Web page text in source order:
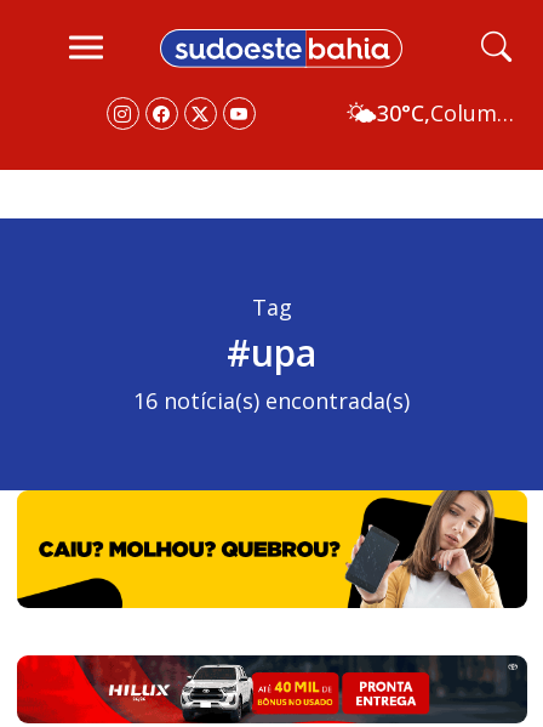
🌤️30°C, Columbus
Tag
#upa
16 notícia(s) encontrada(s)